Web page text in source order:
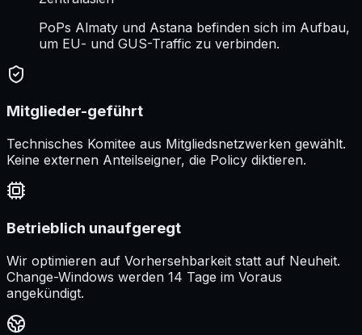
PoPs Almaty und Astana befinden sich im Aufbau,
um EU- und GUS-Traffic zu verbinden.
Mitglieder-geführt
Technisches Komitee aus Mitgliedsnetzwerken gewählt.
Keine externen Anteilseigner, die Policy diktieren.
Betrieblich unaufgeregt
Wir optimieren auf Vorhersehbarkeit statt auf Neuheit.
Change-Windows werden 14 Tage im Voraus
angekündigt.